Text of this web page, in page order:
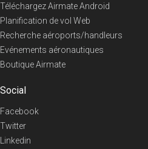
Téléchargez Airmate Android
Planification de vol Web
Recherche aéroports/handleurs
Evénements aéronautiques
Boutique Airmate
Social
Facebook
Twitter
Linkedin